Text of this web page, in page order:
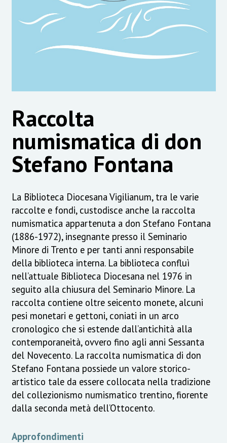
Raccolta
numismatica di don
Stefano Fontana
La Biblioteca Diocesana Vigilianum, tra le varie
raccolte e fondi, custodisce anche la raccolta
numismatica appartenuta a don Stefano Fontana
(1886-1972), insegnante presso il Seminario
Minore di Trento e per tanti anni responsabile
della biblioteca interna. La biblioteca confluì
nell’attuale Biblioteca Diocesana nel 1976 in
seguito alla chiusura del Seminario Minore. La
raccolta contiene oltre seicento monete, alcuni
pesi monetari e gettoni, coniati in un arco
cronologico che si estende dall’antichità alla
contemporaneità, ovvero fino agli anni Sessanta
del Novecento. La raccolta numismatica di don
Stefano Fontana possiede un valore storico-
artistico tale da essere collocata nella tradizione
del collezionismo numismatico trentino, fiorente
dalla seconda metà dell’Ottocento.
Approfondimenti